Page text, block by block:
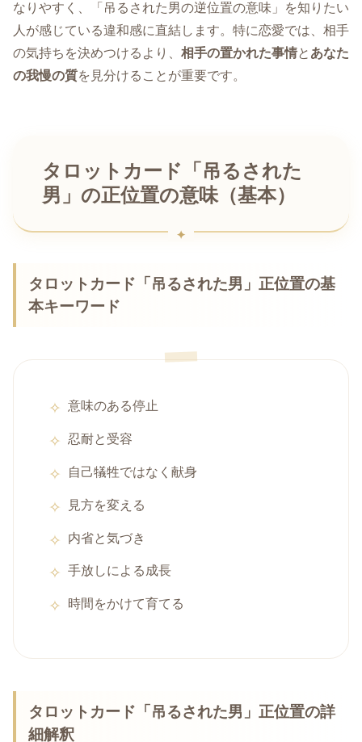
なりやすく、「吊るされた男の逆位置の意味」を知りたい
人が感じている違和感に直結します。特に恋愛では、相手
の気持ちを決めつけるより、 相手の置かれた事情と あなた
の我慢の質を見分けることが重要です。
タロットカード「吊るされた
男」の正位置の意味（基本）
タロットカード「吊るされた男」正位置の基
本キーワード
意味のある停止
忍耐と受容
自己犠牲ではなく献身
見方を変える
内省と気づき
手放しによる成長
時間をかけて育てる
タロットカード「吊るされた男」正位置の詳
細解釈